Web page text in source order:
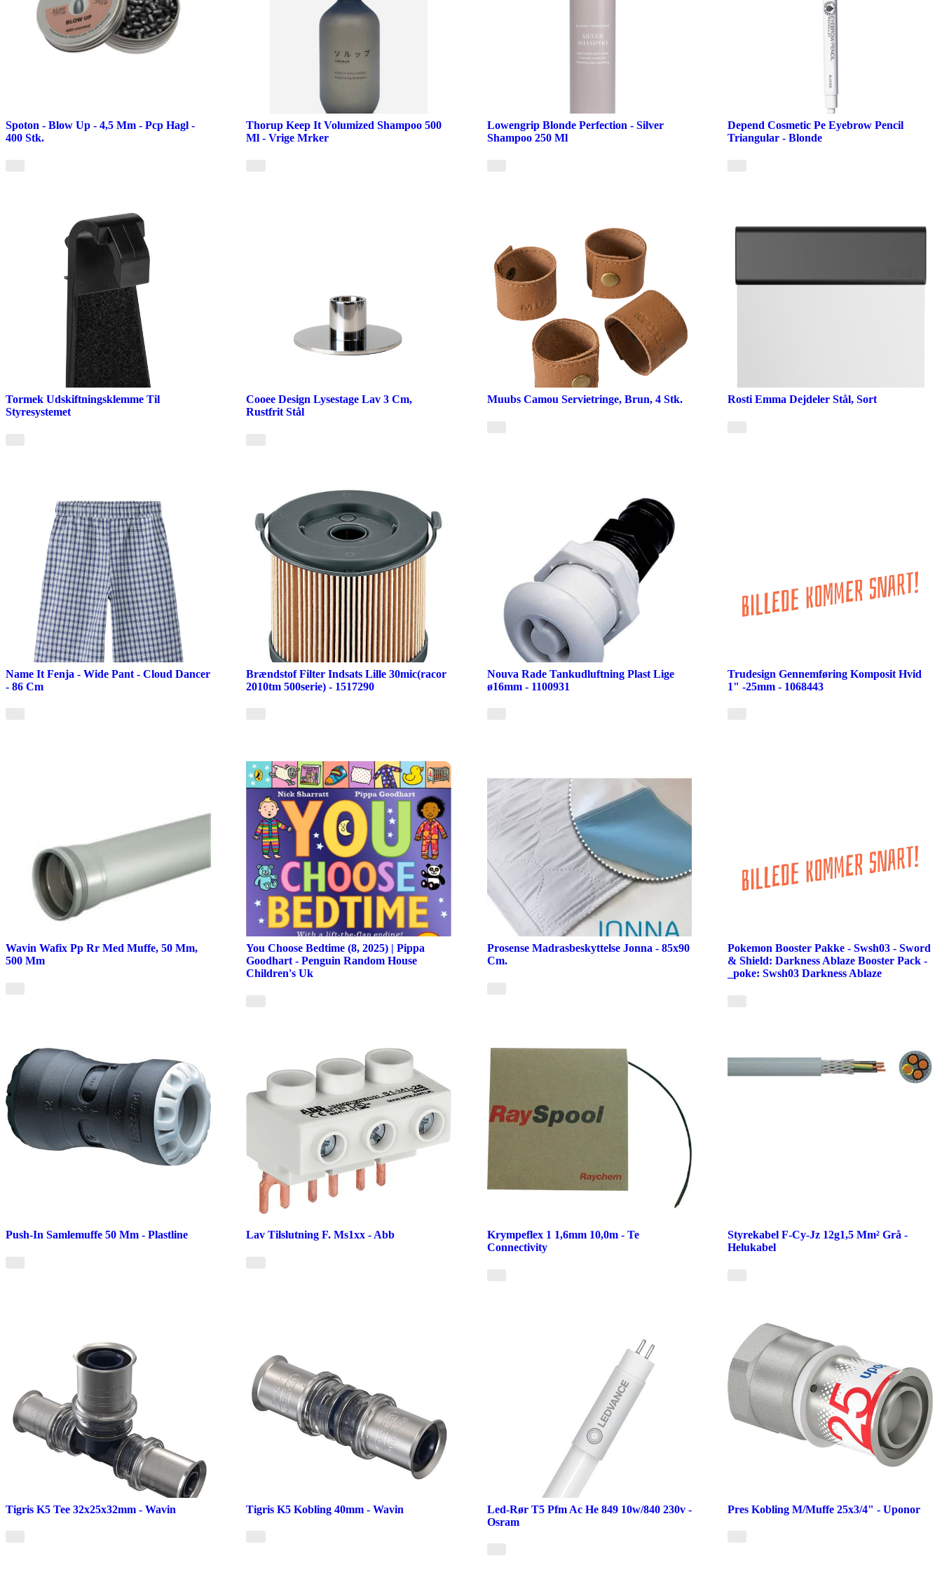
Spoton - Blow Up - 4,5 Mm - Pcp Hagl -
400 Stk.
Thorup Keep It Volumized Shampoo 500
Ml - Vrige Mrker
Lowengrip Blonde Perfection - Silver
Shampoo 250 Ml
Depend Cosmetic Pe Eyebrow Pencil
Triangular - Blonde
Tormek Udskiftningsklemme Til
Styresystemet
Cooee Design Lysestage Lav 3 Cm,
Rustfrit Stål
Muubs Camou Servietringe, Brun, 4 Stk. Rosti Emma Dejdeler Stål, Sort
Name It Fenja - Wide Pant - Cloud Dancer
- 86 Cm
Brændstof Filter Indsats Lille 30mic(racor
2010tm 500serie) - 1517290
Nouva Rade Tankudluftning Plast Lige
ø16mm - 1100931
Trudesign Gennemføring Komposit Hvid
1" -25mm - 1068443
Wavin Wafix Pp Rr Med Muffe, 50 Mm,
500 Mm
You Choose Bedtime (8, 2025) | Pippa
Goodhart - Penguin Random House
Children's Uk
Prosense Madrasbeskyttelse Jonna - 85x90
Cm.
Pokemon Booster Pakke - Swsh03 - Sword
& Shield: Darkness Ablaze Booster Pack -
_poke: Swsh03 Darkness Ablaze
Push-In Samlemuffe 50 Mm - Plastline Lav Tilslutning F. Ms1xx - Abb
Krympeflex 1 1,6mm 10,0m - Te
Connectivity
Styrekabel F-Cy-Jz 12g1,5 Mm² Grå -
Helukabel
Tigris K5 Tee 32x25x32mm - Wavin Tigris K5 Kobling 40mm - Wavin
Led-Rør T5 Pfm Ac He 849 10w/840 230v -
Osram
Pres Kobling M/Muffe 25x3/4" - Uponor